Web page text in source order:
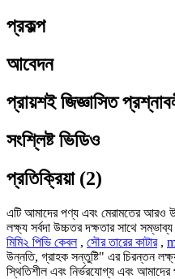
প্রকল্প
আবেদন
প্রায়শই জিজ্ঞাসিত
সংশ্লিষ্ট ভিডিও
প্রতিক্রিয়া (2)
এটি আমাদের পণ্য এবং মেরামতের আরও
লক্ষ্য সর্বদা উচ্চতর দক্ষতার সাথে
মিমি২ পিভি কেবল, সৌর তারের কাটার,
উন্নতি, গ্রাহক সন্তুষ্টি" এর চিরন্তন
স্থিতিশীল এবং নির্ভরযোগ্য এবং আমাদের